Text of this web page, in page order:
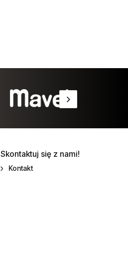
Skontaktuj się z nami!
Kontakt